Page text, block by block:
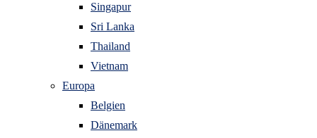
Singapur
Sri Lanka
Thailand
Vietnam
Europa
Belgien
Dänemark